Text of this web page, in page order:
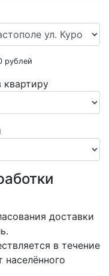
рублей
квартиру
доставки
в течение